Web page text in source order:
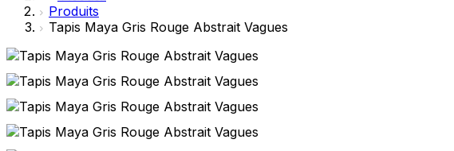
Produits
Tapis Maya Gris Rouge Abstrait Vagues